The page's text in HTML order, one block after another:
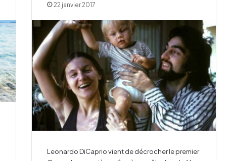
22 janvier 2017
Leonardo DiCaprio vient de décrocher le premier